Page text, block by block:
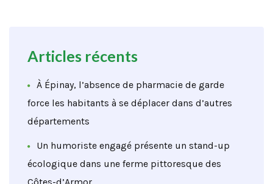
Articles récents
À Épinay, l’absence de pharmacie de garde
force les habitants à se déplacer dans d’autres
départements
Un humoriste engagé présente un stand-up
écologique dans une ferme pittoresque des